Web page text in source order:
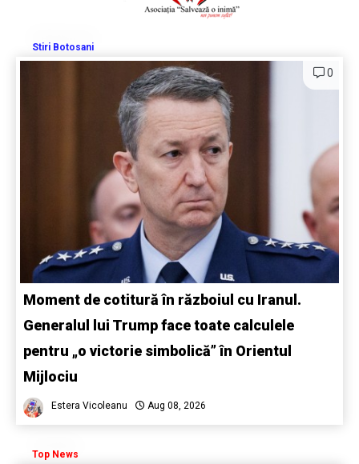
Stiri Botosani
0
Moment de cotitură în războiul cu Iranul.
Generalul lui Trump face toate calculele
pentru „o victorie simbolică” în Orientul
Mijlociu
Estera Vicoleanu Aug 08, 2026
Top News